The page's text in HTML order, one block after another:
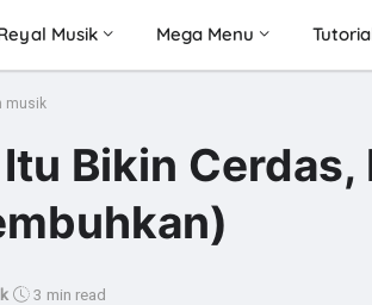
Musik Mega Menu
musik
Bikin
3 min read